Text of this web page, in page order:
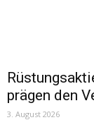
prägen den
3. August 2026